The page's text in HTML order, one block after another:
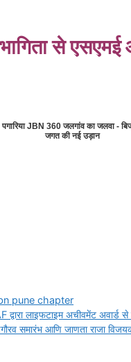
से
पगारिया JBN 360 जलगांव का जलवा -
जगत की नई उड़ान
pune chapter
लाइफटाइम अचीवमेंट अवार्ड से
समारंभ आणि जाणता राजा